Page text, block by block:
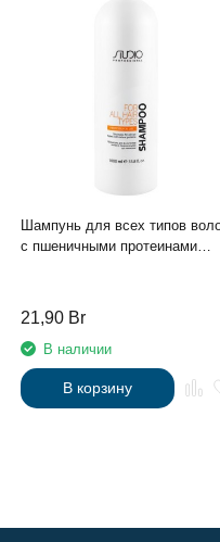
Шампунь для всех типов
с пшеничными протеинами
21,90 Br
В наличии
В корзину